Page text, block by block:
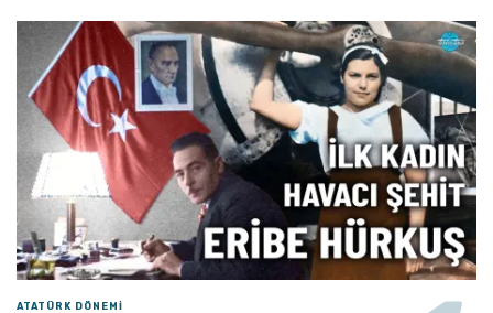
ATATÜRK DÖNEMI